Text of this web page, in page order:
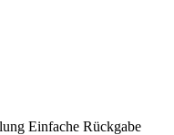
Einfache Rückgabe